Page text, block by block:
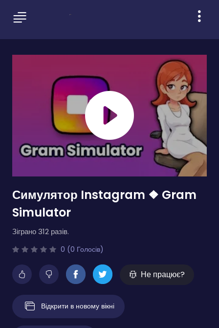
Симулятор Instagram ❖ Gram
Simulator
Зіграно 312 разів.
0 (0 Голосів)
Не працює?
Відкрити в новому вікні